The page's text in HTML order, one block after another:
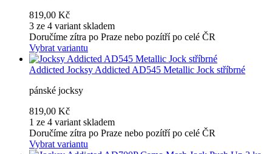
819,00 Kč
3 ze 4 variant skladem
Doručíme zítra po Praze nebo pozítří po celé ČR
Vybrat variantu
Addicted Jocksy Addicted AD545 Metallic Jock stříbrné
pánské jocksy
819,00 Kč
1 ze 4 variant skladem
Doručíme zítra po Praze nebo pozítří po celé ČR
Vybrat variantu